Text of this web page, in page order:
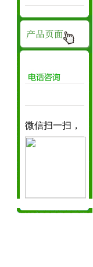
微信扫一扫，
咨询!